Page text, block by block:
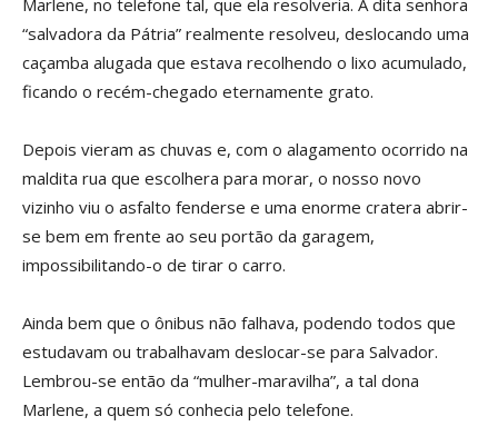
Marlene, no telefone tal, que ela resolveria. A dita senhora
“salvadora da Pátria” realmente resolveu, deslocando uma
caçamba alugada que estava recolhendo o lixo acumulado,
ficando o recém-chegado eternamente grato.
Depois vieram as chuvas e, com o alagamento ocorrido na
maldita rua que escolhera para morar, o nosso novo
vizinho viu o asfalto fenderse e uma enorme cratera abrir-
se bem em frente ao seu portão da garagem,
impossibilitando-o de tirar o carro.
Ainda bem que o ônibus não falhava, podendo todos que
estudavam ou trabalhavam deslocar-se para Salvador.
Lembrou-se então da “mulher-maravilha”, a tal dona
Marlene, a quem só conhecia pelo telefone.